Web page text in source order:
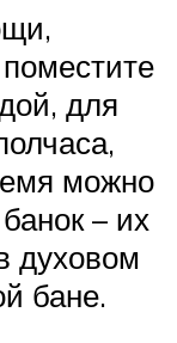
для
можно
– их
духовом
бане.